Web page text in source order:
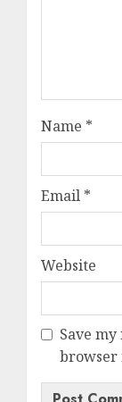
Name *
Email *
Website
Save
browser